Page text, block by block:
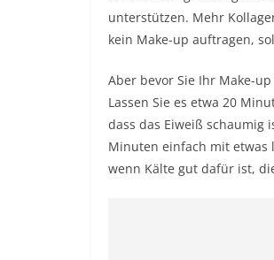
unterstützen. Mehr
kein Make-up auftragen,
Aber bevor Sie Ihr Make-
Lassen Sie es etwa 20
dass das Eiweiß schaumig
Minuten einfach mit etwas
wenn Kälte gut dafür ist,